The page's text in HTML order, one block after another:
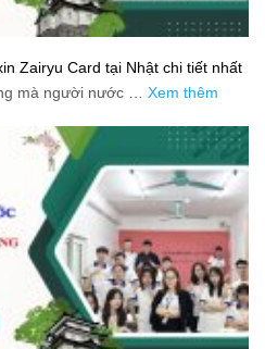
Zairyu Card tại Nhật chi tiết nhất
mà người nước … Xem thêm